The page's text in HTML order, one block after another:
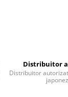
Distribuitor
Distribuitor